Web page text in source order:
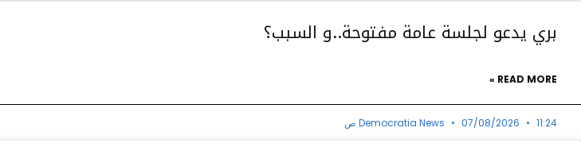
بري يدعو لجلسة عامة مفتوحة..و السبب؟
READ MORE »
Democratia News 07/08/2026 11:24 ص